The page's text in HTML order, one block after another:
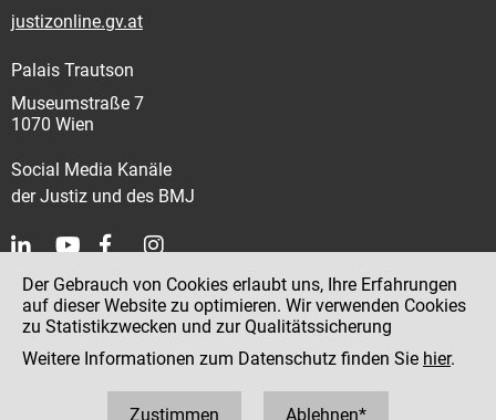
justizonline.gv.at
Palais Trautson
Museumstraße 7
1070 Wien
Social Media Kanäle
der Justiz und des BMJ
Kontakt
Impressum
Datenschutz
Der Gebrauch von Cookies erlaubt uns, Ihre Erfahrungen
auf dieser Website zu optimieren. Wir verwenden Cookies
zu Statistikzwecken und zur Qualitätssicherung
Weitere Informationen zum Datenschutz finden Sie hier.
Zustimmen Ablehnen*